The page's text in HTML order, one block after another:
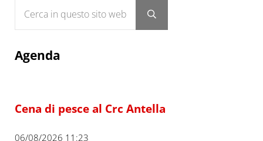
Submit search
Agenda
Cena di pesce al Crc Antella
06/08/2026 11:23